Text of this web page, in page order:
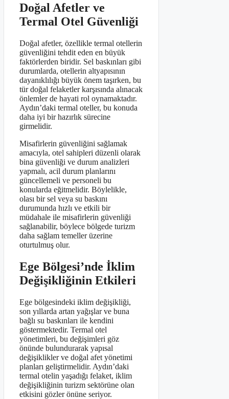
Doğal Afetler ve
Termal Otel Güvenliği
Doğal afetler, özellikle termal otellerin
güvenliğini tehdit eden en büyük
faktörlerden biridir. Sel baskınları gibi
durumlarda, otellerin altyapısının
dayanıklılığı büyük önem taşırken, bu
tür doğal felaketler karşısında alınacak
önlemler de hayati rol oynamaktadır.
Aydın’daki termal oteller, bu konuda
daha iyi bir hazırlık sürecine
girmelidir.
Misafirlerin güvenliğini sağlamak
amacıyla, otel sahipleri düzenli olarak
bina güvenliği ve durum analizleri
yapmalı, acil durum planlarını
güncellemeli ve personeli bu
konularda eğitmelidir. Böylelikle,
olası bir sel veya su baskını
durumunda hızlı ve etkili bir
müdahale ile misafirlerin güvenliği
sağlanabilir, böylece bölgede turizm
daha sağlam temeller üzerine
oturtulmuş olur.
Ege Bölgesi’nde İklim
Değişikliğinin Etkileri
Ege bölgesindeki iklim değişikliği,
son yıllarda artan yağışlar ve buna
bağlı su baskınları ile kendini
göstermektedir. Termal otel
yönetimleri, bu değişimleri göz
önünde bulundurarak yapısal
değişiklikler ve doğal afet yönetimi
planları geliştirmelidir. Aydın’daki
termal otelin yaşadığı felaket, iklim
değişikliğinin turizm sektörüne olan
etkisini gözler önüne seriyor.